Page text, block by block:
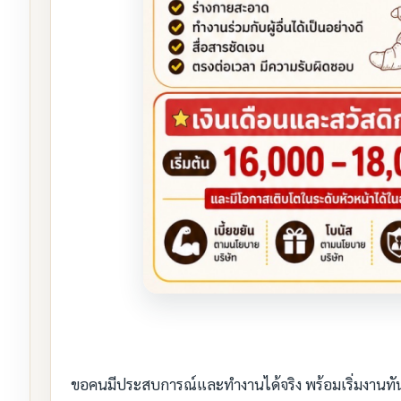
ขอคนมีประสบการณ์และทำงานได้จริง พร้อมเริ่มงาน